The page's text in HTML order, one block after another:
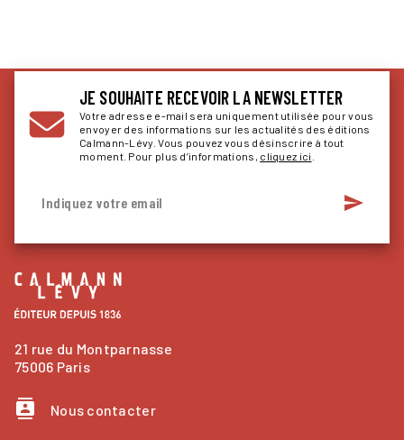
JE SOUHAITE RECEVOIR LA NEWSLETTER
Votre adresse e-mail sera uniquement utilisée pour vous
envoyer des informations sur les actualités des éditions
Calmann-Lévy. Vous pouvez vous désinscrire à tout
moment. Pour plus d’informations, cliquez ici
Indiquez votre email send
21 rue du Montparnasse
75006 Paris
contacts Nous contacter